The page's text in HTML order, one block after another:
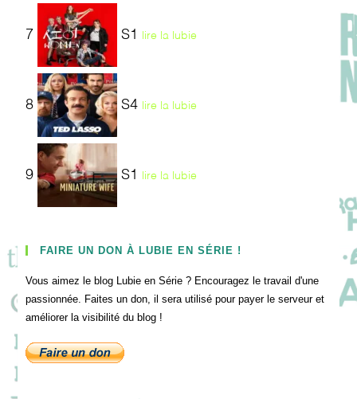
7 S1 lire la lubie
8 S4 lire la lubie
9 S1 lire la lubie
FAIRE UN DON À LUBIE EN SÉRIE !
Vous aimez le blog Lubie en Série ? Encouragez le travail d'une
passionnée. Faites un don, il sera utilisé pour payer le serveur et
améliorer la visibilité du blog !